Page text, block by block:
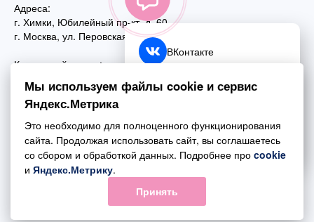
Адреса:
г. Химки, Юбилейный пр-кт, д. 60
г. Москва, ул. Перовская, д. 59
Контактный номер:
+7 (495) 970-44-75
Почта:
mail@esta-fiesta.ru
Режим работы интернет-магазина:
ПН-ВС с 09:00 до 21:00
ВКонтакте
Telegram
Обратный звонок
Мы используем файлы cookie и сервис
Яндекс.Метрика
Это необходимо для полноценного функционирования
сайта. Продолжая использовать сайт, вы соглашаетесь
со сбором и обработкой данных. Подробнее про cookie
и Яндекс.Метрику.
Принять